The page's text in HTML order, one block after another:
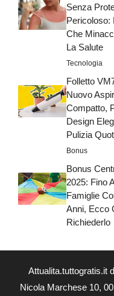
Senza
Pericoloso:
Che
La Salute
Tecnologia
Folletto
Nuovo
Compatto,
Design
Pulizia
Bonus
Bonus
2025: Fino
Famiglie
Anni, Ecco
Richiederlo
Attualita.tuttogratis.it
Nicola Marchese 10,